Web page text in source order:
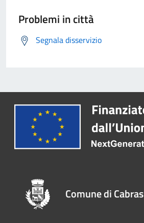
Problemi in città
Segnala disservizio
Comune di Cabras